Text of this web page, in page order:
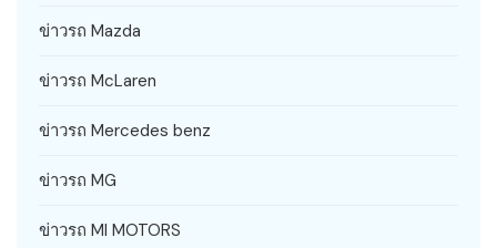
ข่าวรถ Mazda
ข่าวรถ McLaren
ข่าวรถ Mercedes benz
ข่าวรถ MG
ข่าวรถ MI MOTORS